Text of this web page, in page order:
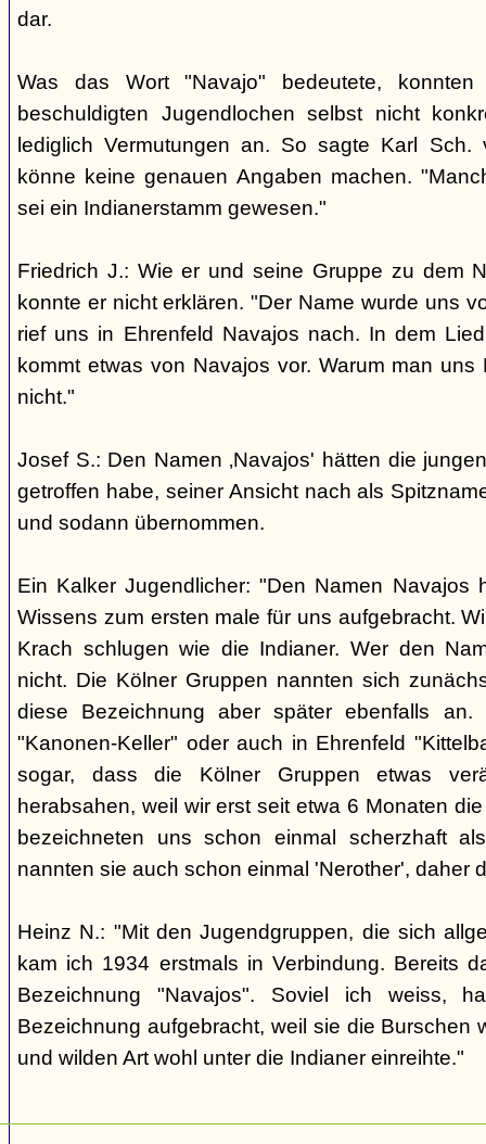
dar.
Was das Wort "Navajo" bedeutete, konnten
beschuldigten Jugendlochen selbst nicht
lediglich Vermutungen an. So sagte Karl
könne keine genauen Angaben machen.
sei ein Indianerstamm gewesen."
Friedrich J.: Wie er und seine Gruppe zu dem
konnte er nicht erklären. "Der Name wurde uns
rief uns in Ehrenfeld Navajos nach. In dem
kommt etwas von Navajos vor. Warum man
nicht."
Josef S.: Den Namen ‚Navajos' hätten die
getroffen habe, seiner Ansicht nach als
und sodann übernommen.
Ein Kalker Jugendlicher: "Den Namen Navajos
Wissens zum ersten male für uns aufgebracht.
Krach schlugen wie die Indianer. Wer den
nicht. Die Kölner Gruppen nannten sich
diese Bezeichnung aber später ebenfalls
"Kanonen-Keller" oder auch in Ehrenfeld
sogar, dass die Kölner Gruppen etwas
herabsahen, weil wir erst seit etwa 6 Monaten
bezeichneten uns schon einmal scherzhaft
nannten sie auch schon einmal 'Nerother', daher
Heinz N.: "Mit den Jugendgruppen, die sich
kam ich 1934 erstmals in Verbindung. Bereits
Bezeichnung "Navajos". Soviel ich weiss,
Bezeichnung aufgebracht, weil sie die Burschen
und wilden Art wohl unter die Indianer einreihte."